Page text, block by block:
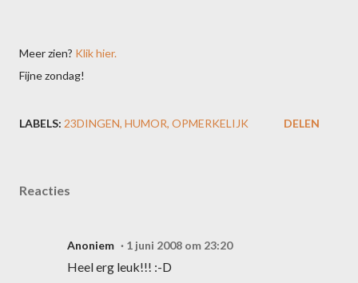
Meer zien? Klik hier.
Fijne zondag!
LABELS: 23DINGEN HUMOR OPMERKELIJK DELEN
Reacties
Anoniem 1 juni 2008 om 23:20
Heel erg leuk!!! :-D